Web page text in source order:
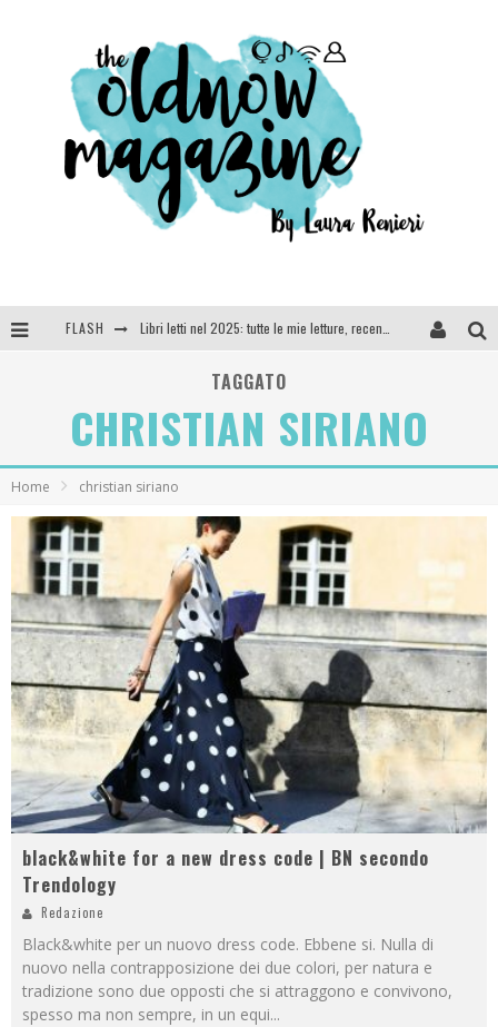
FLASH
SEE YOU AT 5 | Chanel
Anya Taylor-Joy, Jisoo e Willow Smith protagoniste della nuova campagna Dior Addict
TAGGATO
CHRISTIAN SIRIANO
Home christian siriano
black&white for a new dress code | BN secondo
Trendology
Redazione
Black&white per un nuovo dress code. Ebbene si. Nulla di
nuovo nella contrapposizione dei due colori, per natura e
tradizione sono due opposti che si attraggono e convivono,
spesso ma non sempre, in un equi...